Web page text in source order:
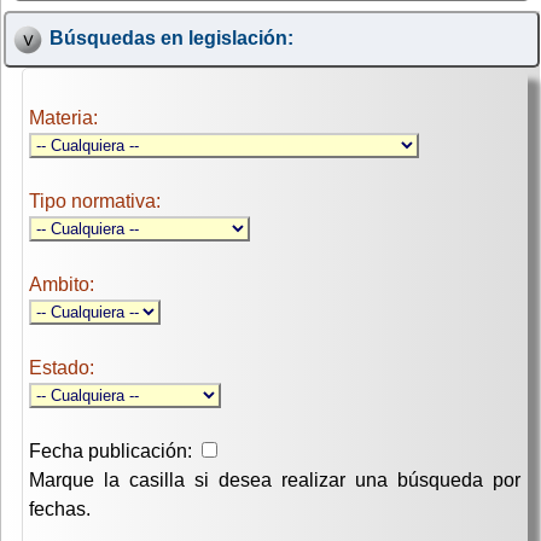
Búsquedas en legislación:
Materia:
Tipo normativa:
Ambito:
Estado:
Fecha publicación:
Marque la casilla si desea realizar una búsqueda por
fechas.